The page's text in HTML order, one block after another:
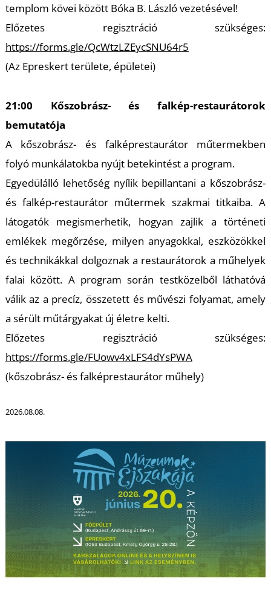
templom kövei között Bóka B. László vezetésével!
Előzetes regisztráció szükséges:
https://forms.gle/QcWtzLZEycSNU64r5
(Az Epreskert területe, épületei)
21:00 Kőszobrász- és falkép-restaurátorok
bemutatója
A kőszobrász- és falképrestaurátor műtermekben
folyó munkálatokba nyújt betekintést a program.
Egyedülálló lehetőség nyílik bepillantani a kőszobrász-
és falkép-restaurátor műtermek szakmai titkaiba. A
látogatók megismerhetik, hogyan zajlik a történeti
emlékek megőrzése, milyen anyagokkal, eszközökkel
és technikákkal dolgoznak a restaurátorok a műhelyek
falai között. A program során testközelből láthatóvá
válik az a precíz, összetett és művészi folyamat, amely
a sérült műtárgyakat új életre kelti.
Előzetes regisztráció szükséges:
https://forms.gle/FUowv4xLFS4dYsPWA
(kőszobrász- és falképrestaurátor műhely)
2026.08.08.